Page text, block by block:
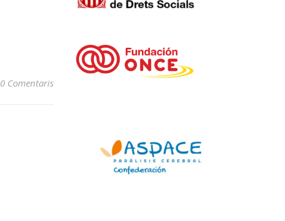
0 Comentaris